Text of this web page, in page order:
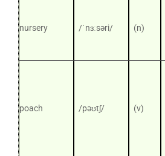
nursery /ˈnɜːsəri/ (n)
poach /pəʊtʃ/ (v)